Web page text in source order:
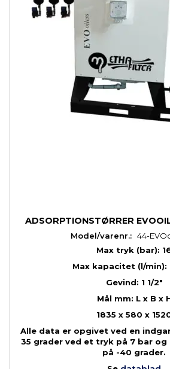
ADSORPTIONSTØRRER
Model/varenr.: 44-
Max tryk (bar):
Max kapacitet (l/min):
Gevind: 1 1/2"
Mål mm: L x B x
1835 x 580 x
Alle data er opgivet ved en
35 grader ved et tryk på 7 bar
på -40 grader.